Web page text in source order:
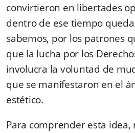
convirtieron en libertades
dentro de ese tiempo
sabemos, por los patrones
que la lucha por los
involucra la voluntad de
que se manifestaron en el
estético.
Para comprender esta idea,